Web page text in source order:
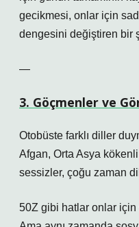
gecikmesi, onlar için
dengesini değiştiren bir
—
3. Göçmenler ve
Otobüste farklı diller
Afgan, Orta Asya
sessizler, çoğu zaman
50Z gibi hatlar onlar için